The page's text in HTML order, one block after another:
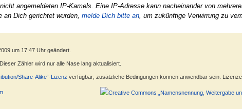
angemeldeten IP-Kamels. Eine IP-Adresse kann nacheinander von
Dich gerichtet wurden, melde Dich bitte an , um zukünftige Verwirrung zu
um 17:47 Uhr geändert.
Zähler wird nur alle Nase lang aktualisiert.
Share-Alike“-Lizenz verfügbar; zusätzliche Bedingungen können anwendbar sein.